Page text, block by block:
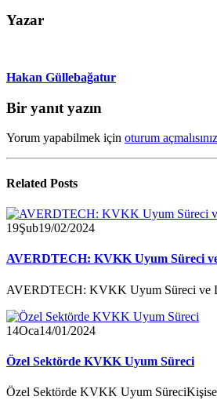
Yazar
Hakan Güllebağatur
Bir yanıt yazın
Yorum yapabilmek için oturum açmalısınız
Related Posts
19Şub19/02/2024
AVERDTECH: KVKK Uyum Süreci ve
AVERDTECH: KVKK Uyum Süreci ve
14Oca14/01/2024
Özel Sektörde KVKK Uyum Süreci
Özel Sektörde KVKK Uyum